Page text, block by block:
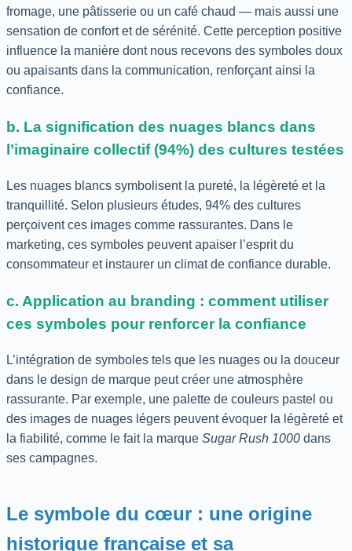
fromage, une pâtisserie ou un café chaud — mais aussi une
sensation de confort et de sérénité. Cette perception positive
influence la manière dont nous recevons des symboles doux
ou apaisants dans la communication, renforçant ainsi la
confiance.
b. La signification des nuages blancs dans
l’imaginaire collectif (94%) des cultures testées
Les nuages blancs symbolisent la pureté, la légèreté et la
tranquillité. Selon plusieurs études, 94% des cultures
perçoivent ces images comme rassurantes. Dans le
marketing, ces symboles peuvent apaiser l’esprit du
consommateur et instaurer un climat de confiance durable.
c. Application au branding : comment utiliser
ces symboles pour renforcer la confiance
L’intégration de symboles tels que les nuages ou la douceur
dans le design de marque peut créer une atmosphère
rassurante. Par exemple, une palette de couleurs pastel ou
des images de nuages légers peuvent évoquer la légèreté et
la fiabilité, comme le fait la marque Sugar Rush 1000 dans
ses campagnes.
Le symbole du cœur : une origine
historique française et sa